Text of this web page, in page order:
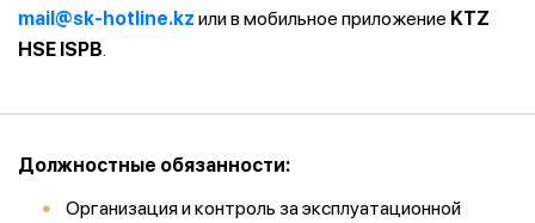
mail@sk-hotline.kz или в мобильное приложение KTZ
HSE ISPB.
Должностные обязанности:
Организация и контроль за эксплуатационной